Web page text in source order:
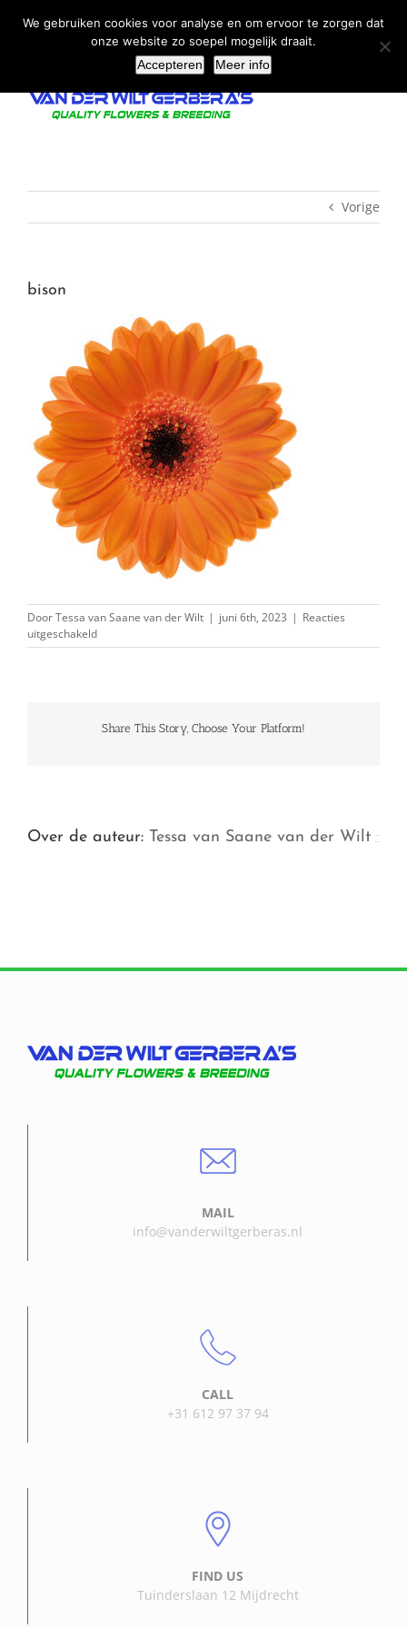
naar
Vorige
bison
DoorTessa van Saane van der Wilt | juni 6th, 2023 | Reacties
uitgeschakeldvoor
bison
Share This Story, Choose Your Platform!
Over de auteur: Tessa van Saane van der Wilt
MAIL
info@vanderwiltgerberas.nl
CALL
+31 612 97 37 94
FIND US
Tuinderslaan 12 Mijdrecht
We gebruiken cookies voor analyse en om ervoor te zorgen dat
onze website zo soepel mogelijk draait.
Accepteren
Meer info